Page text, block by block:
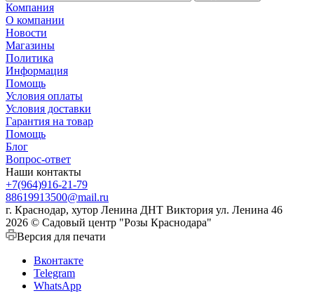
Компания
О компании
Новости
Магазины
Политика
Информация
Помощь
Условия оплаты
Условия доставки
Гарантия на товар
Помощь
Блог
Вопрос-ответ
Наши контакты
+7(964)916-21-79
88619913500@mail.ru
г. Краснодар, хутор Ленина ДНТ Виктория ул. Ленина 46
2026 © Садовый центр "Розы Краснодара"
Версия для печати
Вконтакте
Telegram
WhatsApp